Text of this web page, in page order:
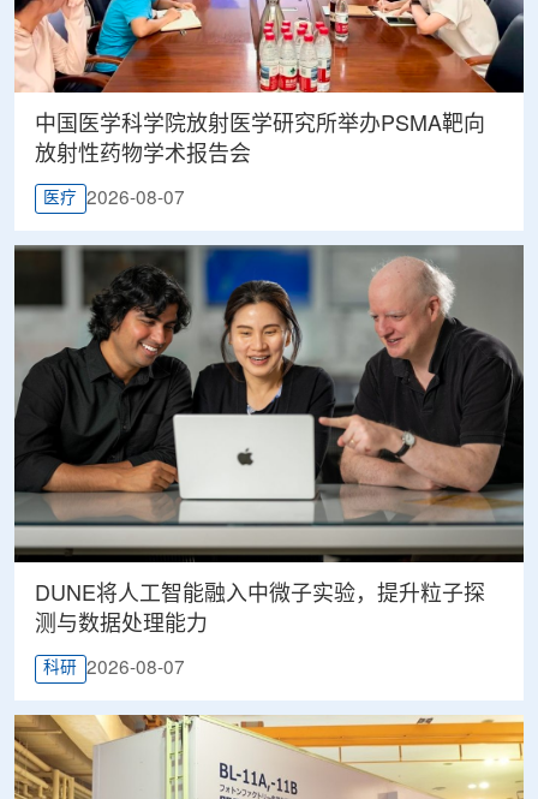
中国医学科学院放射医学研究所举办PSMA靶向
放射性药物学术报告会
医疗 2026-08-07
DUNE将人工智能融入中微子实验，提升粒子探
测与数据处理能力
科研 2026-08-07